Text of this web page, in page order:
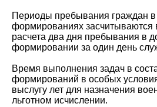
Периоды пребывания граждан в
формированиях засчитываются
расчета два дня пребывания в
формировании за один день
Время выполнения задач в
формирований в особых
выслугу лет для назначения
льготном исчислении.